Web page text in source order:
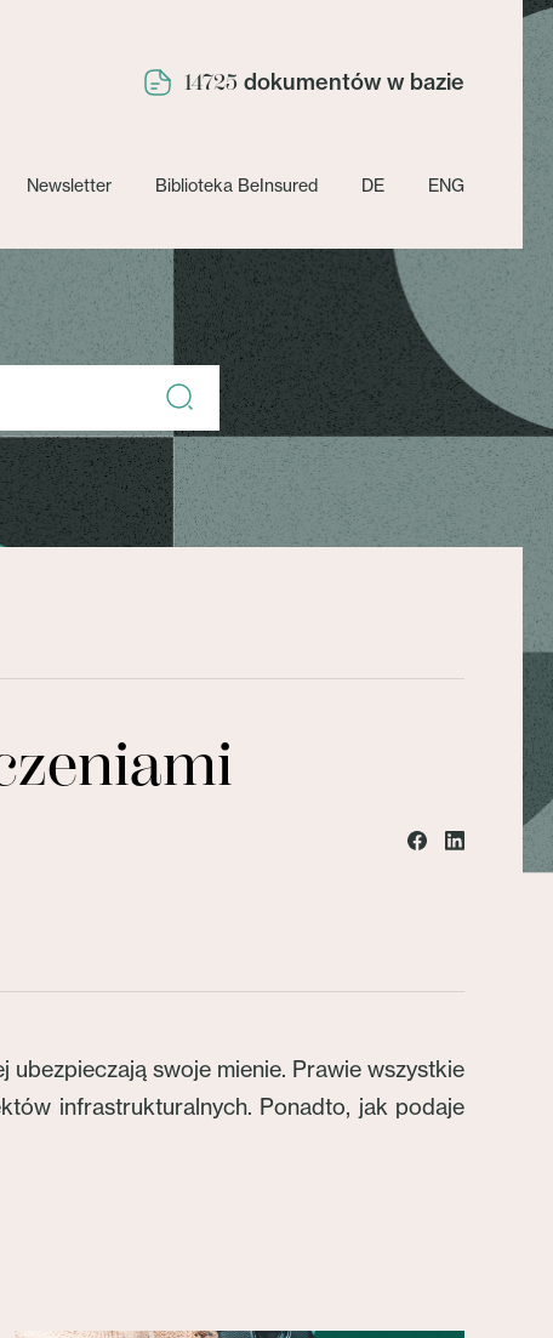
14725 dokumentów w bazie
Newsletter Biblioteka BeInsured DE ENG
swoje mienie. Prawie wszystkie
infrastrukturalnych. Ponadto, jak podaje